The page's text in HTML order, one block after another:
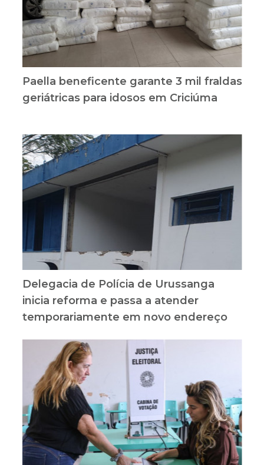
Paella beneficente garante 3 mil fraldas
geriátricas para idosos em Criciúma
Delegacia de Polícia de Urussanga
inicia reforma e passa a atender
temporariamente em novo endereço